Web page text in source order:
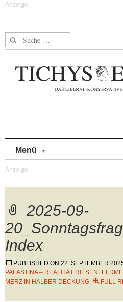
Suche nach:
Menü
2025-09-
Index
PUBLISHED ON 22. SEPTEMBER
PALÄSTINA – REALITÄT
MERZ IN HALBER DECKUNG
FULL